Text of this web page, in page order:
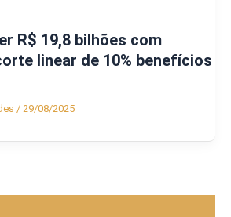
R$ 19,8 bilhões com
linear de 10% benefícios
/ 29/08/2025